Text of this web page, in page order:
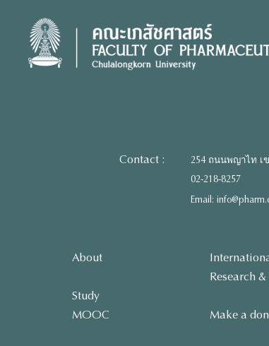
content
Contact :
254 ถนนพญาไท เ
02-218-8257
Email:
About
Study
MOOC
Research
Make a